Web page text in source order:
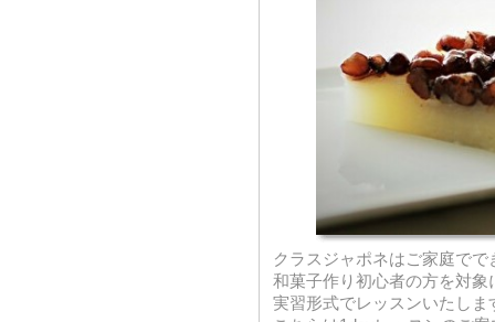
クラスジャポネはご家庭で
和菓子作り初心者の方を対
実習形式でレッスンいたしま